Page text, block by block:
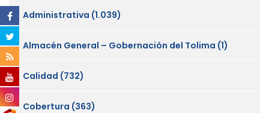
Administrativa (1.039)
Almacén General – Gobernación del Tolima (1)
Calidad (732)
Cobertura (363)